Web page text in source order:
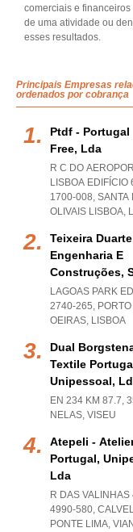
comerciais e
de uma atividade ou
esses resultados.
Principais Empresas
ordenados por cobrança
Ptdf - Portugal
Free, Lda
R C DO
LISBOA EDIFÍCIO
1700-008, SANTA
OLIVAIS LISBOA,
Teixeira
Engenharia E
Construções,
LAGOAS PARK
2740-265,
OEIRAS, LISBOA
Dual
Textile
Unipessoal,
EN 234 KM 87.7,
NELAS, VISEU
Atepeli -
Portugal,
Lda
R DAS VALINHAS
4990-580,
PONTE LIMA,